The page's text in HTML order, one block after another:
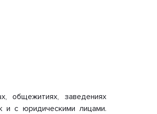
общежитиях, заведениях
и с юридическими лицами.